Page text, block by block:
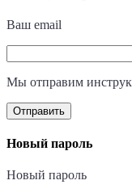
Ваш email
Мы отправим
Отправить
Новый пароль
Новый пароль